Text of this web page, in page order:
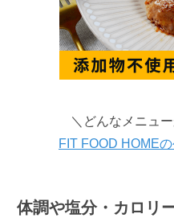
＼どんなメニュ
FIT FOOD HOME
体調や塩分・カロリ